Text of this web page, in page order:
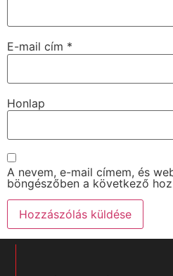
E-mail cím *
Honlap
A nevem, e-mail címem, és
böngészőben a következő